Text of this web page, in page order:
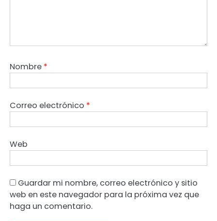
Nombre *
Correo electrónico *
Web
Guardar mi nombre, correo electrónico y sitio
web en este navegador para la próxima vez que
haga un comentario.